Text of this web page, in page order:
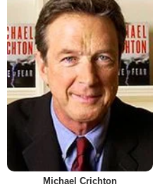
Michael Crichton